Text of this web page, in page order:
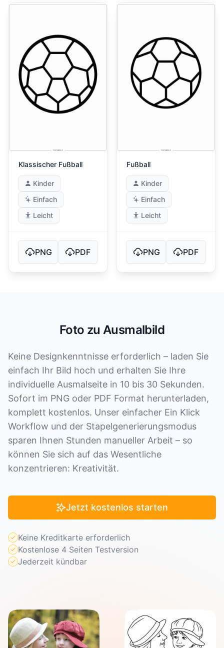
Klassischer Fußball
Kinder
Einfach
Leicht
PNG PDF
Fußball
Kinder
Einfach
Leicht
PNG PDF
Foto zu Ausmalbild
Keine Designkenntnisse erforderlich – laden Sie
einfach Ihr Bild hoch und erhalten Sie Ihre
individuelle Ausmalseite in 10 bis 30 Sekunden.
Sofort im PNG oder PDF Format herunterladen,
komplett kostenlos. Unser einfacher Ein Klick
Workflow und der Stapelgenerierungsmodus
sparen Ihnen Stunden manueller Arbeit – so
können Sie sich auf das Wesentliche
konzentrieren: Kreativität.
Jetzt kostenlos starten
Keine Kreditkarte erforderlich
Kostenlose 4 Seiten Testversion
Jederzeit kündbar